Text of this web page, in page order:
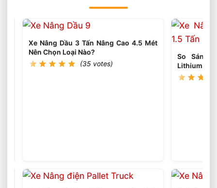
Có
Thể
Xe Nâng Dầu 3 Tấn Nâng Cao 4.5 Mét
Nên Chọn Loại Nào?
(35 votes)
So Sánh
Lithium